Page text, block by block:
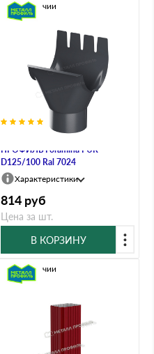
Воронка выпускная МЕТАЛЛ
ПРОФИЛЬ Foramina PUR
D125/100 Ral 7024
В наличии
Характеристики
814 руб
Цена за шт.
В КОРЗИНУ
В наличии